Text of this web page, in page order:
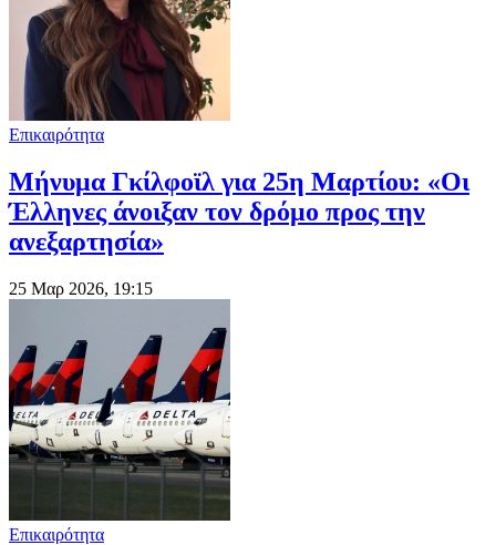
Επικαιρότητα
Μήνυμα Γκίλφοϊλ για 25η Μαρτίου: «Οι
Έλληνες άνοιξαν τον δρόμο προς την
ανεξαρτησία»
25 Μαρ 2026, 19:15
Επικαιρότητα